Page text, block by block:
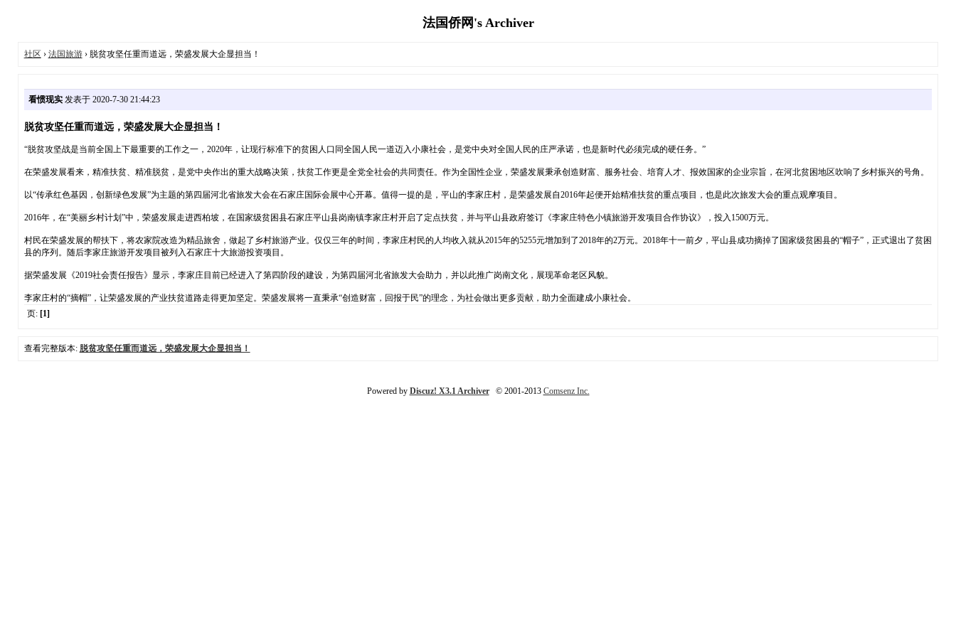
法国侨网's Archiver
社区 › 法国旅游› 脱贫攻坚任重而道远，荣盛发展大企显担当！
看惯现实发表于 2020-7-30 21:44:23
脱贫攻坚任重而道远，荣盛发展大企显担当！
“脱贫攻坚战是当前全国上下最重要的工作之一，2020年，让现行标准下的贫困人口同全国人民一道迈入小康社会，是党中央对全国人民的庄严承诺，也是新时代必须完成的硬任务。”
在荣盛发展看来，精准扶贫、精准脱贫，是党中央作出的重大战略决策，扶贫工作更是全党全社会的共同责任。作为全国性企业，荣盛发展秉承创造财富、服务社会、培育人才、报效国家的企业宗旨，在河北贫困地区吹响了乡村振兴的号角。
以“传承红色基因，创新绿色发展”为主题的第四届河北省旅发大会在石家庄国际会展中心开幕。值得一提的是，平山的李家庄村，是荣盛发展自2016年起便开始精准扶贫的重点项目，也是此次旅发大会的重点观摩项目。
2016年，在“美丽乡村计划”中，荣盛发展走进西柏坡，在国家级贫困县石家庄平山县岗南镇李家庄村开启了定点扶贫，并与平山县政府签订《李家庄特色小镇旅游开发项目合作协议》，投入1500万元。
村民在荣盛发展的帮扶下，将农家院改造为精品旅舍，做起了乡村旅游产业。仅仅三年的时间，李家庄村民的人均收入就从2015年的5255元增加到了2018年的2万元。2018年十一前夕，平山县成功摘掉了国家级贫困县的“帽子”，正式退出了贫困
县的序列。随后李家庄旅游开发项目被列入石家庄十大旅游投资项目。
据荣盛发展《2019社会责任报告》显示，李家庄目前已经进入了第四阶段的建设，为第四届河北省旅发大会助力，并以此推广岗南文化，展现革命老区风貌。
李家庄村的“摘帽”，让荣盛发展的产业扶贫道路走得更加坚定。荣盛发展将一直秉承“创造财富，回报于民”的理念，为社会做出更多贡献，助力全面建成小康社会。
页: [1]
查看完整版本: 脱贫攻坚任重而道远，荣盛发展大企显担当！
Powered by Discuz! X3.1 Archiver© 2001-2013 Comsenz Inc.